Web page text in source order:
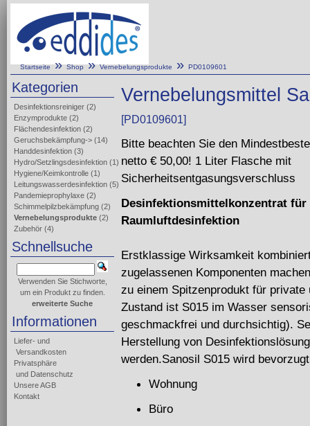
Startseite»Shop»Vernebelungsprodukte » PD0109601
Vernebelungsmittel
[PD0109601]
Bitte beachten Sie den
netto € 50,00! 1 Liter Flasche mit
Sicherheitsentgasungsverschluss
Desinfektionsmittelkonzentrat für
Raumluftdesinfektion
Erstklassige Wirksamkeit
zugelassenen Komponenten
zu einem Spitzenprodukt für
Zustand ist S015 im Wasser
geschmackfrei und durchsichtig).
Herstellung von
werden.Sanosil S015 wird
Wohnung
Büro
Kategorien
Desinfektionsreiniger (2)
Enzymprodukte (2)
Flächendesinfektion (2)
Geruchsbekämpfung-> (14)
Handdesinfektion (3)
Hydro/Setzlingsdesinfektion (1)
Hygiene/Keimkontrolle (1)
Leitungswasserdesinfektion (5)
Pandemieprophylaxe (2)
Schimmelpilzbekämpfung (2)
Vernebelungsprodukte (2)
Zubehör (4)
Schnellsuche
Verwenden Sie Stichworte,
um ein Produkt zu finden.
erweiterte Suche
Informationen
Liefer- und
Versandkosten
Privatsphäre
und Datenschutz
Unsere AGB
Kontakt